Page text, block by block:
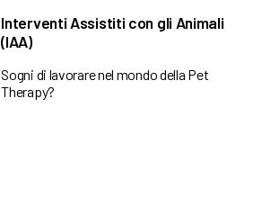
Interventi Assistiti con gli Animali
(IAA)
Sogni di lavorare nel mondo della Pet
Therapy?